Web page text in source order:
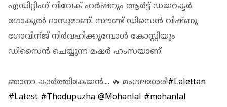
എഡിറ്റിംഗ് വിവേക് ഹര്‍ഷനും ആര്‍ട്ട് ഡയറക്ടര്‍
ഗോകുല്‍ ദാസുമാണ്. സൗണ്ട് ഡിസെന്‍ വിഷ്ണു
ഗോവിന്ജ് നിര്‍വഹിക്കുമ്പോള്‍ കോസ്റ്റിയും
ഡിസൈന്‍ ചെയ്യുന്ന മഷര്‍ ഹംസയാണ്.
ഞാനാ കാർത്തികേയൻ.... 🔥 മംഗലശേരി#Lalettan
#Latest #Thodupuzha @Mohanlal #mohanlal